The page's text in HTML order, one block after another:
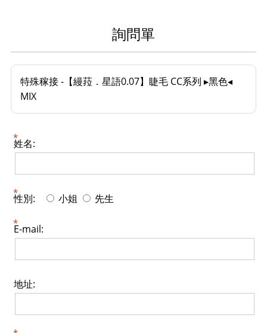
詢問單
特殊稼接 -【縵菈．星語0.07】睫毛 CC系列 ▸黑色◂
MIX
姓名:
性別: 小姐 先生
E-mail:
地址: